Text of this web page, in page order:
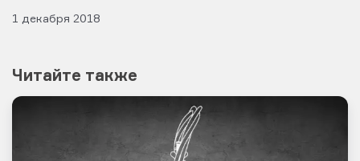
1 декабря 2018
Читайте также